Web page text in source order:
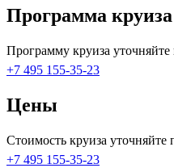
Программа круиза
Программу круиза
+7 495 155-35-23
Цены
Стоимость круиза
+7 495 155-35-23